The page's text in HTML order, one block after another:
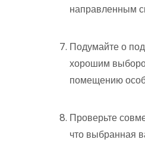
направленным
Подумайте о
хорошим
помещению
Проверьте
что выбранная